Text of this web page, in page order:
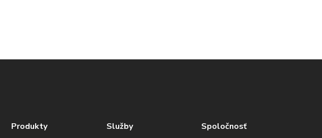
Produkty Služby Spoločnosť